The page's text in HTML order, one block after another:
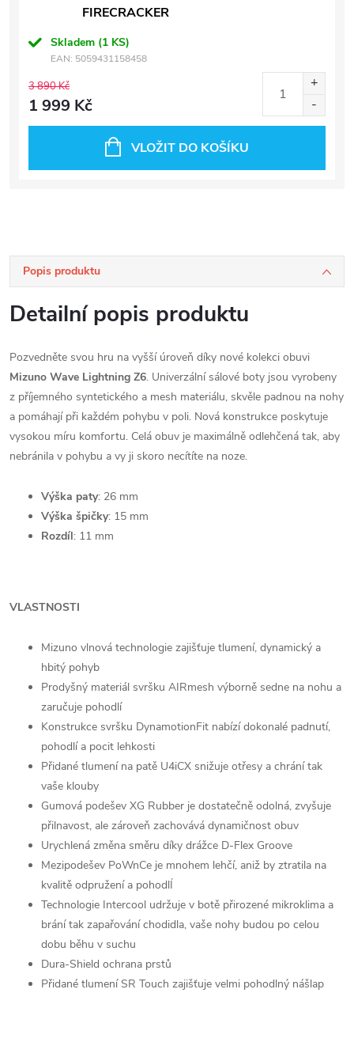
FIRECRACKER
Skladem (1 KS)
EAN: 5059431158458
3 890 Kč
1 999 Kč
VLOŽIT DO KOŠÍKU
Popis produktu
Detailní popis produktu
Pozvedněte svou hru na vyšší úroveň díky nové kolekci obuvi
Mizuno Wave Lightning Z6. Univerzální sálové boty jsou vyrobeny
z příjemného syntetického a mesh materiálu, skvěle padnou na nohy
a pomáhají při každém pohybu v poli. Nová konstrukce poskytuje
vysokou míru komfortu. Celá obuv je maximálně odlehčená tak, aby
nebránila v pohybu a vy ji skoro necítíte na noze.
Výška paty: 26 mm
Výška špičky: 15 mm
Rozdíl: 11 mm
VLASTNOSTI
Mizuno vlnová technologie zajišťuje tlumení, dynamický a
hbitý pohyb
Prodyšný materiál svršku AIRmesh výborně sedne na nohu a
zaručuje pohodlí
Konstrukce svršku DynamotionFit nabízí dokonalé padnutí,
pohodlí a pocit lehkosti
Přidané tlumení na patě U4iCX snižuje otřesy a chrání tak
vaše klouby
Gumová podešev XG Rubber je dostatečně odolná, zvyšuje
přilnavost, ale zároveň zachovává dynamičnost obuv
Urychlená změna směru díky drážce D-Flex Groove
Mezipodešev PoWnCe je mnohem lehčí, aniž by ztratila na
kvalitě odpružení a pohodlÍ
Technologie Intercool udržuje v botě přirozené mikroklima a
brání tak zapařování chodidla, vaše nohy budou po celou
dobu běhu v suchu
Dura-Shield ochrana prstů
Přidané tlumení SR Touch zajišťuje velmi pohodlný nášlap